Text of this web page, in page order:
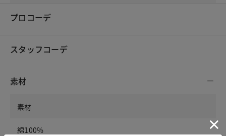
プロコーデ
スタッフコーデ
素材
素材
綿100%